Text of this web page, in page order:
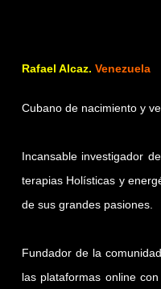
Rafael Alcaz. Venezuela
Cubano de nacimiento y
Incansable investigador
terapias Holísticas y
de sus grandes pasiones.
Fundador de la
las plataformas online